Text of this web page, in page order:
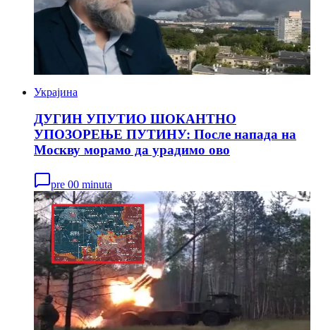
Украјина
ДУГИН УПУТИО ШОКАНТНО
УПОЗОРЕЊЕ ПУТИНУ: После напада на
Москву морамо да урадимо ово
pre 00 minuta